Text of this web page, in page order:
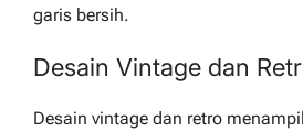
garis bersih.
Desain Vintage dan
Desain vintage dan retro